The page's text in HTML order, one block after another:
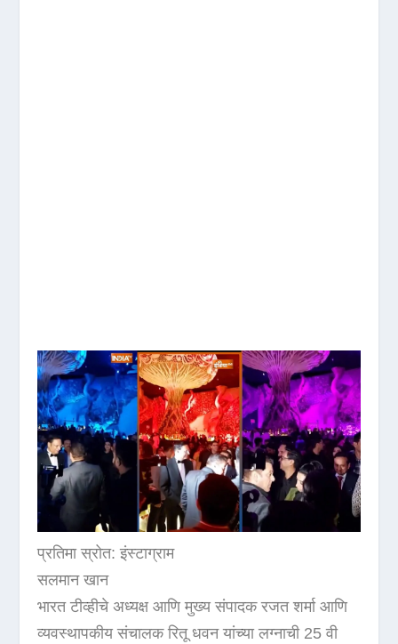
प्रतिमा स्रोत: इंस्टाग्राम
सलमान खान
भारत टीव्हीचे अध्यक्ष आणि मुख्य संपादक रजत शर्मा आणि
व्यवस्थापकीय संचालक रितू धवन यांच्या लग्नाची 25 वी